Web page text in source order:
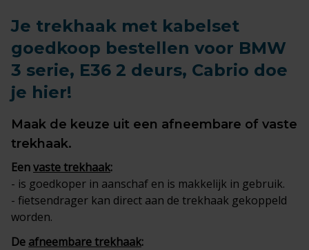
Je trekhaak met kabelset
goedkoop bestellen voor BMW
3 serie, E36 2 deurs, Cabrio doe
je hier!
Maak de keuze uit een afneembare of vaste
trekhaak.
Eenvaste trekhaak:
- is goedkoper in aanschaf en is makkelijk in gebruik.
- fietsendrager kan direct aan de trekhaak gekoppeld
worden.
De afneembare trekhaak: